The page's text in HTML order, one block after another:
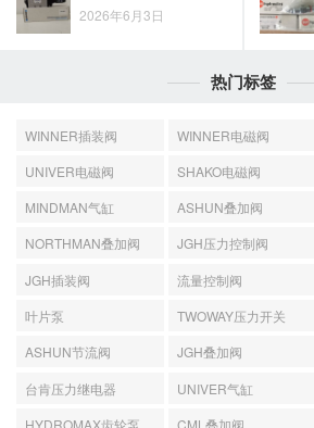
2026年6月3日
热门标签
WINNER插装阀 WINNER电磁阀
UNIVER电磁阀
SHAKO电磁阀
MINDMAN气缸
ASHUN叠加阀
NORTHMAN叠加阀
JGH压力控制阀
JGH插装阀
流量控制阀
叶片泵
TWOWAY压力开关
ASHUN节流阀
JGH叠加阀
台肯压力继电器
UNIVER气缸